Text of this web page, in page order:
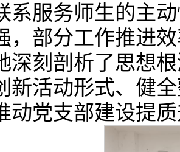
系服务师生的主
，部分工作推进
深刻剖析了思想
新活动形式、健
动党支部建设提